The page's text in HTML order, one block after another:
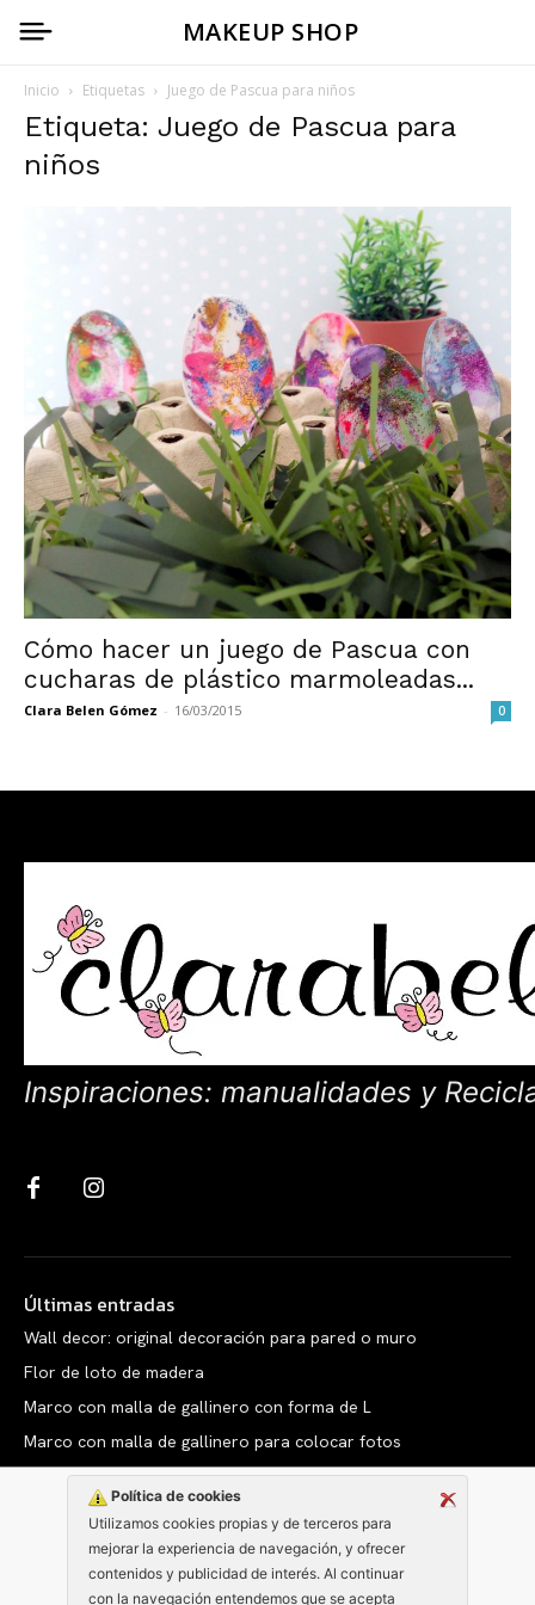
Política de cookies
Utilizamos cookies propias y de terceros para
mejorar la experiencia de navegación, y ofrecer
contenidos y publicidad de interés. Al continuar
con la navegación entendemos que se acepta
MAKEUP SHOP
Inicio Etiquetas Juego de Pascua para niños
Etiqueta: Juego de Pascua para
niños
Cómo hacer un juego de Pascua con
cucharas de plástico marmoleadas...
Clara Belen Gómez - 16/03/2015 0
Inspiraciones: manualidades y
Últimas entradas
Wall decor: original decoración para pared o muro
Flor de loto de madera
Marco con malla de gallinero con forma de L
Marco con malla de gallinero para colocar fotos
Copyright © clarabelen.com